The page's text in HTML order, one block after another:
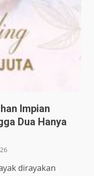
Impian
Dua Hanya
dirayakan